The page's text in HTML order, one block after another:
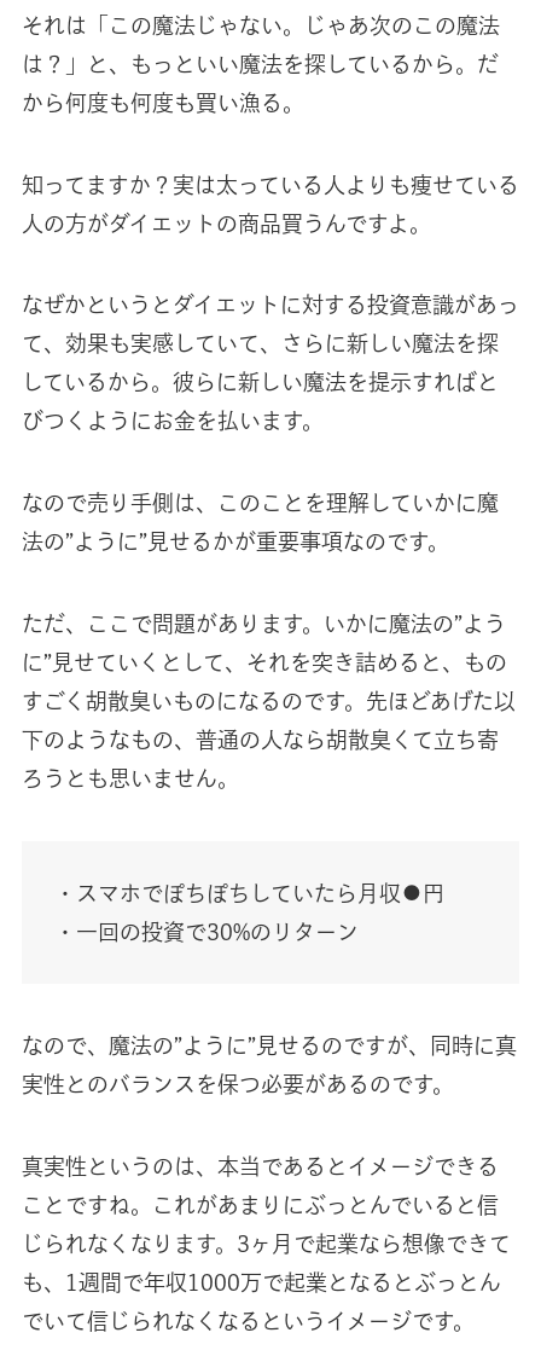
それは「この魔法じゃない。じゃあ次のこの魔法
は？」と、もっといい魔法を探しているから。だ
から何度も何度も買い漁る。
知ってますか？実は太っている人よりも痩せている
人の方がダイエットの商品買うんですよ。
なぜかというとダイエットに対する投資意識があっ
て、効果も実感していて、さらに新しい魔法を探
しているから。彼らに新しい魔法を提示すればと
びつくようにお金を払います。
なので売り手側は、このことを理解していかに魔
法の”ように”見せるかが重要事項なのです。
ただ、ここで問題があります。いかに魔法の”よう
に”見せていくとして、それを突き詰めると、もの
すごく胡散臭いものになるのです。先ほどあげた以
下のようなもの、普通の人なら胡散臭くて立ち寄
ろうとも思いません。
・スマホでぽちぽちしていたら月収●円
・一回の投資で30%のリターン
なので、魔法の”ように”見せるのですが、同時に真
実性とのバランスを保つ必要があるのです。
真実性というのは、本当であるとイメージできる
ことですね。これがあまりにぶっとんでいると信
じられなくなります。3ヶ月で起業なら想像できて
も、1週間で年収1000万で起業となるとぶっとん
でいて信じられなくなるというイメージです。